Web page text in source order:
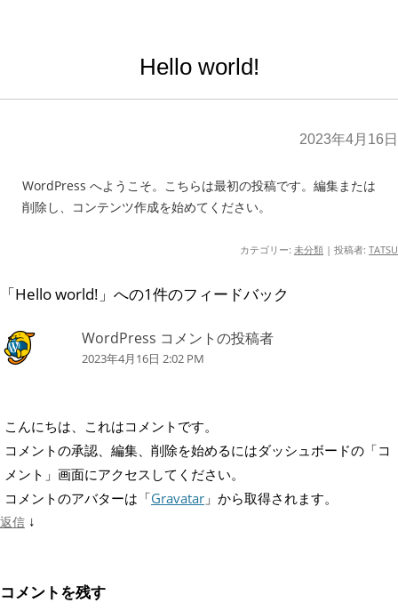
Hello world!
2023年4月16日
WordPress へようこそ。こちらは最初の投稿です。編集または
削除し、コンテンツ作成を始めてください。
カテゴリー: 未分類 | 投稿者: TATSU
「Hello world! 」への1件のフィードバック
WordPress コメントの投稿者
2023年4月16日 2:02 PM
こんにちは、これはコメントです。
コメントの承認、編集、削除を始めるにはダッシュボードの「コ
メント」画面にアクセスしてください。
コメントのアバターは「Gravatar 」から取得されます。
返信 ↓
コメントを残す